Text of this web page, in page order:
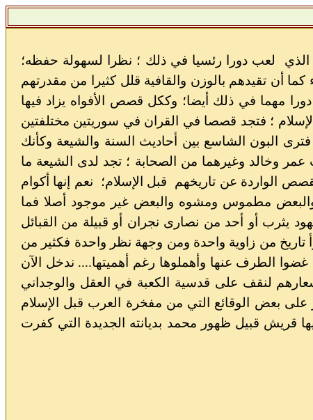
الذي لعب دورا رئسيا في ذلك ؛ نظرا لسهولة حفظه؛
أن تقيدهم بالوزن والقافية قلل كثيرا من مقدرتهم
مهما في ذلك أيضا؛ وككل قصص الأفواه يزاد فيها
؛ فتجد قصصا في القران في سوريتين مختلفتين
البون الشاسع بين أحاديث السنة والشيعة وكأنك
عمر وخالد وغيرهما من الصحابة ؛ تجد لدى الشيعة ما
الواردة عن تاريخهم قبل الإسلام؛ نعم إنها أكوام
والبعض مطموس ومشوه والبعض غير موجود أصلا فما
يثرب أو أحد من نصارى نجران أو قبيلة من القبائل
تاريخ من زاوية واحدة ومن وجهة نظر واحدة فكثير من
غضوا الطرف عنها وأهملوها رغم أهميتها.... ندخل الآن
لنقف على قدسية الكعبة في العقل والوجداني
على بعض الوقائع التي من مفخرة العرب قبل الإسلام
قريش قبيل ظهور محمد بديانته الجديدة التي كفرت